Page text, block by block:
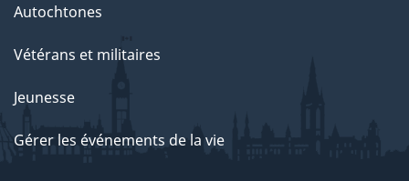
Autochtones
Vétérans et militaires
Jeunesse
Gérer les événements de la vie